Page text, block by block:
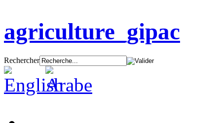
agriculture_gipac
Rechercher